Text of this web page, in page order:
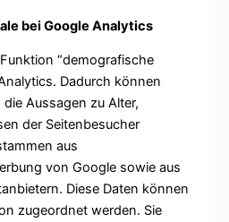
bei Google Analytics
“demografische
Dadurch können
Aussagen zu Alter,
der Seitenbesucher
aus
von Google sowie aus
Diese Daten können
zugeordnet werden. Sie